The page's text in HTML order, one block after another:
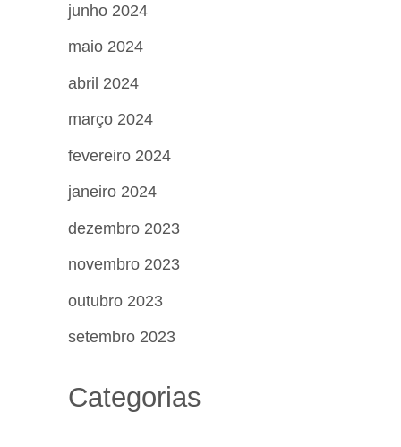
junho 2024
maio 2024
abril 2024
março 2024
fevereiro 2024
janeiro 2024
dezembro 2023
novembro 2023
outubro 2023
setembro 2023
Categorias